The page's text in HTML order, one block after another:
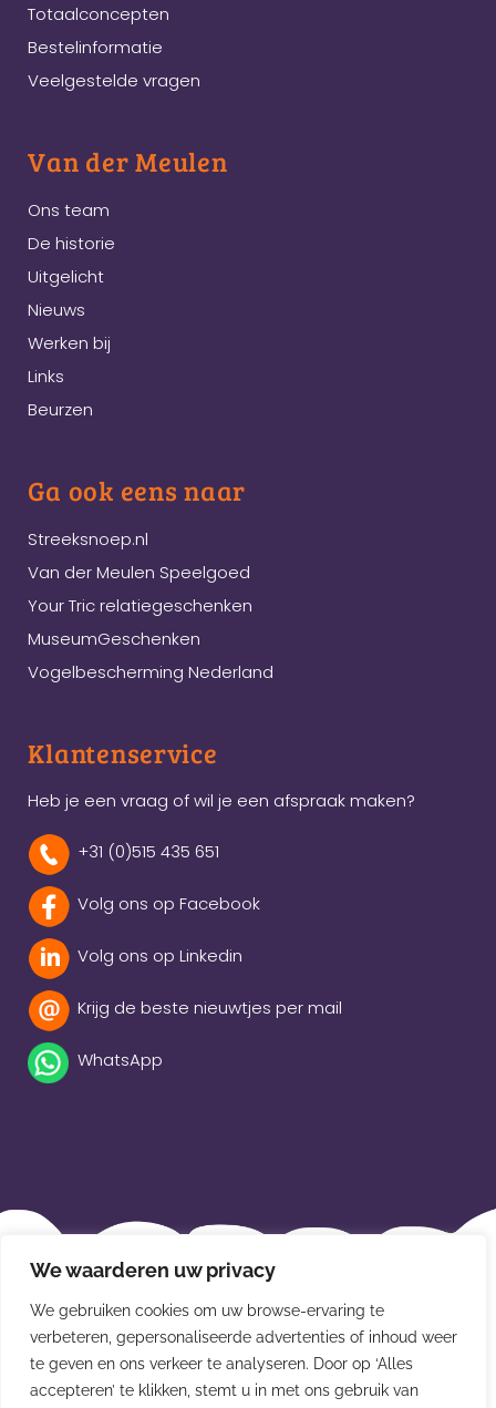
We waarderen uw privacy
We gebruiken cookies om uw browse-ervaring te
verbeteren, gepersonaliseerde advertenties of inhoud weer
te geven en ons verkeer te analyseren. Door op ‘Alles
accepteren’ te klikken, stemt u in met ons gebruik van
Totaalconcepten
Bestelinformatie
Veelgestelde vragen
Van der Meulen
Ons team
De historie
Uitgelicht
Nieuws
Werken bij
Links
Beurzen
Ga ook eens naar
Streeksnoep.nl
Van der Meulen Speelgoed
Your Tric relatiegeschenken
MuseumGeschenken
Vogelbescherming Nederland
Klantenservice
Heb je een vraag of wil je een afspraak maken?
+31 (0)515 435 651
Volg ons op Facebook
Volg ons op Linkedin
Krijg de beste nieuwtjes per mail
WhatsApp
Beleidsverklaring
Privacybeleid
Disclaimer
Leveringsvoorwaarden